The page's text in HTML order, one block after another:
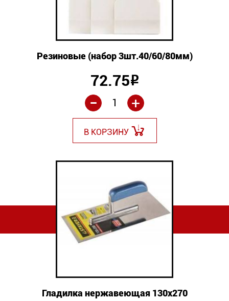
Резиновые (набор 3шт.40/60/80мм)
72.75Р
+
-
В КОРЗИНУ
Гладилка нержавеющая 130х270